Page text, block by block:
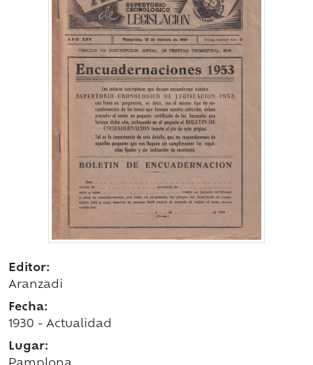
Editor:
Aranzadi
Fecha:
1930 - Actualidad
Lugar: